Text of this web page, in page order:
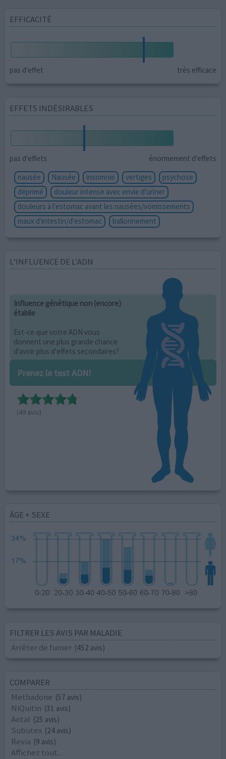
EFFICACITÉ
pas d'effet très efficace
EFFETS INDÉSIRABLES
pas d'effets
énormement d'effets
nausée
Nausée insomnie vertiges
psychose
déprimé
douleur intense avec envie d'uriner
douleurs à l'estomac avant les nausées/vomissements
maux d'intestin/d'estomac
ballonnement
L’INFLUENCE DE L'ADN
Influence génétique non (encore)
établie
Est-ce que votre ADN vous
donnent une plus grande chance
d'avoir plus d'effets secondaires?
Prenez le test ADN!
(49 avis)
ÂGE + SEXE
FILTRER LES AVIS PAR MALADIE
Arrêter de fumer (452 avis)
COMPARER
Methadone (57 avis)
NiQuitin (31 avis)
Aotal (25 avis)
Subutex (24 avis)
Revia (9 avis)
Affichez tout...